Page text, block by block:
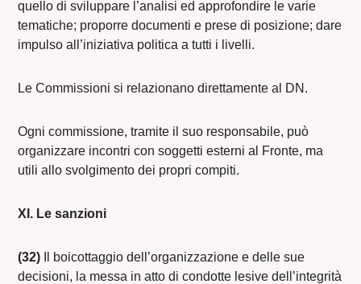
quello di sviluppare l’analisi ed approfondire le varie
tematiche; proporre documenti e prese di posizione; dare
impulso all’iniziativa politica a tutti i livelli.
Le Commissioni si relazionano direttamente al DN.
Ogni commissione, tramite il suo responsabile, può
organizzare incontri con soggetti esterni al Fronte, ma
utili allo svolgimento dei propri compiti.
XI. Le sanzioni
(32) Il boicottaggio dell’organizzazione e delle sue
decisioni, la messa in atto di condotte lesive dell’integrità